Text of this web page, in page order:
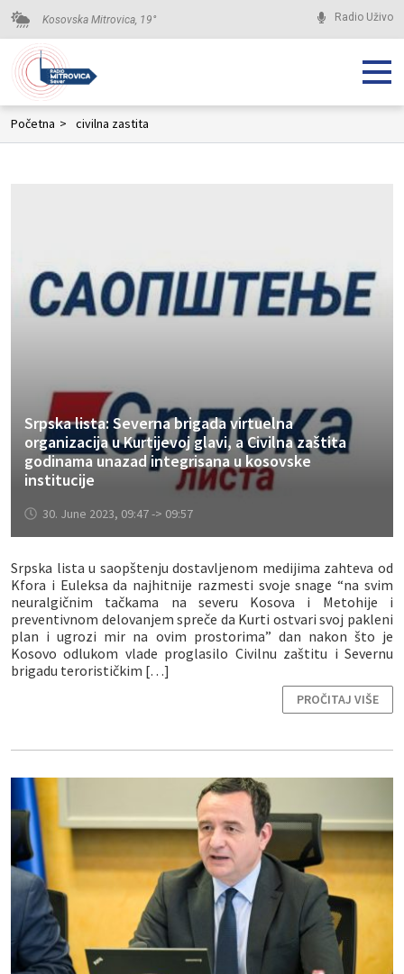
Kosovska Mitrovica, 19° Radio Uživo
Početna > civilna zastita
Srpska lista: Severna brigada virtuelna
organizacija u Kurtijevoj glavi, a Civilna zaštita
godinama unazad integrisana u kosovske
institucije
30. June 2023, 09:47 -> 09:57
Srpska lista u saopštenju dostavljenom medijima zahteva od
Kfora i Euleksa da najhitnije razmesti svoje snage “na svim
neuralgičnim tačkama na severu Kosova i Metohije i
preventivnom delovanjem spreče da Kurti ostvari svoj pakleni
plan i ugrozi mir na ovim prostorima” dan nakon što je
Kosovo odlukom vlade proglasilo Civilnu zaštitu i Severnu
brigadu terorističkim […]
PROČITAJ VIŠE